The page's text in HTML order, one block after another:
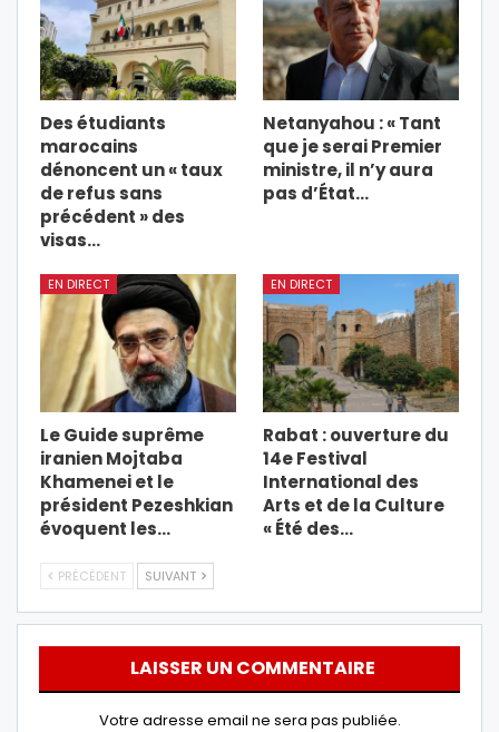
Des étudiants
marocains
dénoncent un « taux
de refus sans
précédent » des
visas…
Netanyahou : « Tant
que je serai Premier
ministre, il n’y aura
pas d’État…
EN DIRECT
Le Guide suprême
iranien Mojtaba
Khamenei et le
président Pezeshkian
évoquent les…
EN DIRECT
Rabat : ouverture du
14e Festival
International des
Arts et de la Culture
« Été des…
PRÉCÉDENT SUIVANT
LAISSER UN COMMENTAIRE
Votre adresse email ne sera pas publiée.